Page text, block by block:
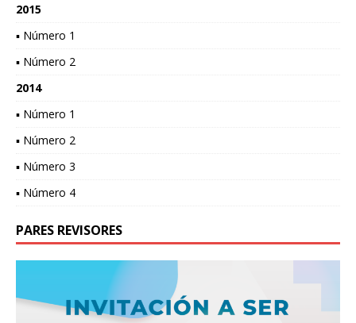
2015
▪ Número 1
▪ Número 2
2014
▪ Número 1
▪ Número 2
▪ Número 3
▪ Número 4
PARES REVISORES